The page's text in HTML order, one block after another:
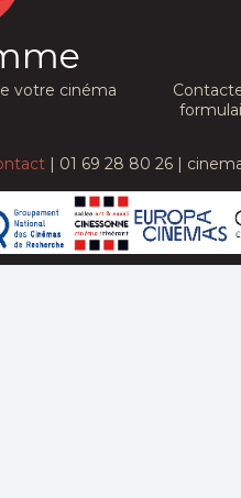
votre cinéma
| 01 69 28 80 26 |